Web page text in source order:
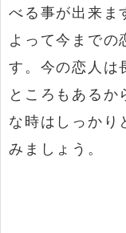
べる事が出来ま
よって今までの
す。今の恋人は
ところもあるか
な時はしっかり
みましょう。